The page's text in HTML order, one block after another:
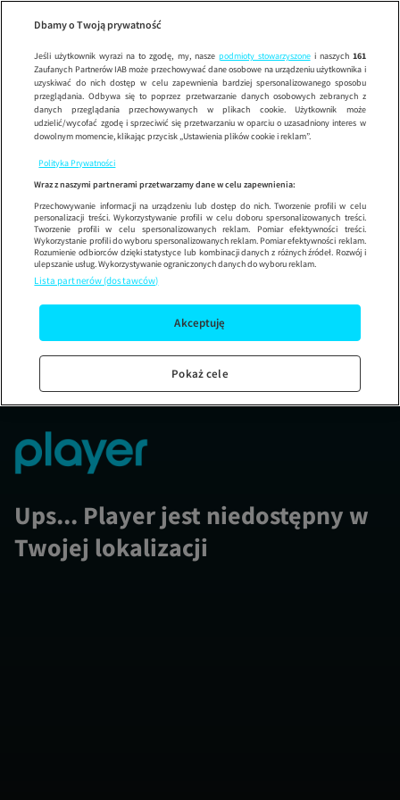
Herkules
Wypróbuj aplikację mobilną
Korzystaj z łatwiejszej nawigacji i ciesz się szybszym
Ups... Player jest niedostępny w
Twojej lokalizacji
Dbamy o Twoją prywatność
Jeśli użytkownik wyrazi na to zgodę, my, nasze podmioty stowarzyszonei naszych 161
Zaufanych Partnerów IAB może przechowywać dane osobowe na urządzeniu użytkownika i
uzyskiwać do nich dostęp w celu zapewnienia bardziej spersonalizowanego sposobu
przeglądania. Odbywa się to poprzez przetwarzanie danych osobowych zebranych z
danych przeglądania przechowywanych w plikach cookie. Użytkownik może
udzielić/wycofać zgodę i sprzeciwić się przetwarzaniu w oparciu o uzasadniony interes w
dowolnym momencie, klikając przycisk „Ustawienia plików cookie i reklam”.
Polityka Prywatności
Wraz z naszymi partnerami przetwarzamy dane w celu zapewnienia:
Przechowywanie informacji na urządzeniu lub dostęp do nich. Tworzenie profili w celu
personalizacji treści. Wykorzystywanie profili w celu doboru spersonalizowanych treści.
Tworzenie profili w celu spersonalizowanych reklam. Pomiar efektywności treści.
Wykorzystanie profili do wyboru spersonalizowanych reklam. Pomiar efektywności reklam.
Rozumienie odbiorców dzięki statystyce lub kombinacji danych z różnych źródeł. Rozwój i
ulepszanie usług. Wykorzystywanie ograniczonych danych do wyboru reklam.
Lista partnerów (dostawców)
Akceptuję
Pokaż cele